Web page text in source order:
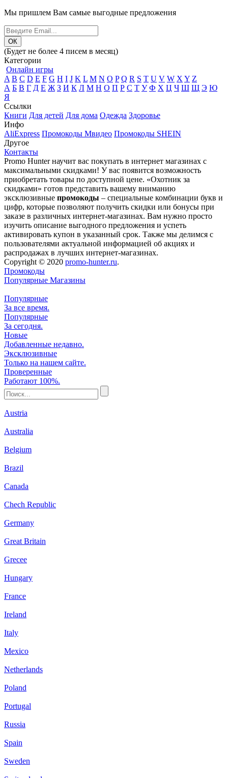
Мы пришлем Вам самые выгодные предложения
(Будет не более 4 писем в месяц)
Категории
Онлайн игры
A B C D E F G H I J K L M N O P Q R S T U V W X Y Z
А Б В Г Д Е Ж З И К Л М Н О П Р С Т У Ф Х Ц Ч Ш Щ Э Ю
Я
Ссылки
Книги Для детей Для дома Одежда Здоровье
Инфо
AliExpress Промокоды Мвидео Промокоды SHEIN
Другое
Контакты
Promo Hunter научит вас покупать в интернет магазинах с
максимальными скидками! У вас появится возможность
приобретать товары по доступной цене. «Охотник за
скидками» готов представить вашему вниманию
эксклюзивные промокоды – специальные комбинации букв и
цифр, которые позволяют получить скидки или бонусы при
заказе в различных интернет-магазинах. Вам нужно просто
изучить описание выгодного предложения и успеть
активировать купон в указанный срок. Также мы делимся с
пользователями актуальной информацией об акциях и
распродажах в лучших интернет-магазинах.
Copyright © 2020 promo-hunter.ru.
Промокоды
Популярные Магазины
Популярные
За все время.
Популярные
За сегодня.
Новые
Добавленные недавно.
Эксклюзивные
Только на нашем сайте.
Проверенные
Работают 100%.
Austria
Australia
Belgium
Brazil
Canada
Chech Republic
Germany
Great Britain
Grecee
Hungary
France
Ireland
Italy
Mexico
Netherlands
Poland
Portugal
Russia
Spain
Sweden